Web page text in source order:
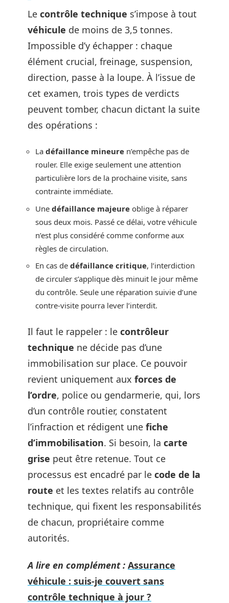
Le contrôle technique s’impose à tout
véhicule de moins de 3,5 tonnes.
Impossible d’y échapper : chaque
élément crucial, freinage, suspension,
direction, passe à la loupe. À l’issue de
cet examen, trois types de verdicts
peuvent tomber, chacun dictant la suite
des opérations :
La défaillance mineure n’empêche pas de
rouler. Elle exige seulement une attention
particulière lors de la prochaine visite, sans
contrainte immédiate.
Une défaillance majeure oblige à réparer
sous deux mois. Passé ce délai, votre véhicule
n’est plus considéré comme conforme aux
règles de circulation.
En cas de défaillance critique, l’interdiction
de circuler s’applique dès minuit le jour même
du contrôle. Seule une réparation suivie d’une
contre-visite pourra lever l’interdit.
Il faut le rappeler : le contrôleur
technique ne décide pas d’une
immobilisation sur place. Ce pouvoir
revient uniquement aux forces de
l’ordre, police ou gendarmerie, qui, lors
d’un contrôle routier, constatent
l’infraction et rédigent une fiche
d’immobilisation. Si besoin, la carte
grise peut être retenue. Tout ce
processus est encadré par le code de la
route et les textes relatifs au contrôle
technique, qui fixent les responsabilités
de chacun, propriétaire comme
autorités.
A lire en complément : Assurance
véhicule : suis-je couvert sans
contrôle technique à jour ?